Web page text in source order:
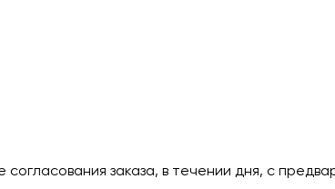
заказа, в течении дня, с